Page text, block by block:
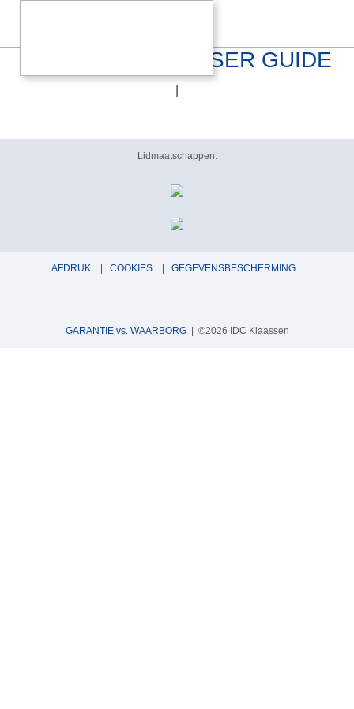
CANOR Virtus I2 USER GUIDE
Lidmaatschappen:
AFDRUK COOKIES GEGEVENSBESCHERMING
GARANTIE vs. WAARBORG| ©2026 IDC Klaassen